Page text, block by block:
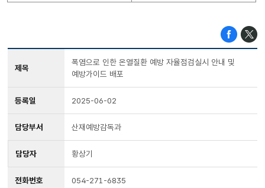
제목
폭염으로 인한 온열질환 예방 자율점검실시 안내 및
예방가이드 배포
등록일 2025-06-02
담당부서 산재예방감독과
담당자 황상기
전화번호 054-271-6835